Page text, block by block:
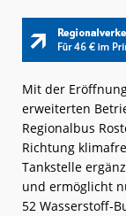
Mit der
erweiterten
Regionalbus
Richtung
Tankstelle
und ermöglicht
52 Wasserstoff-